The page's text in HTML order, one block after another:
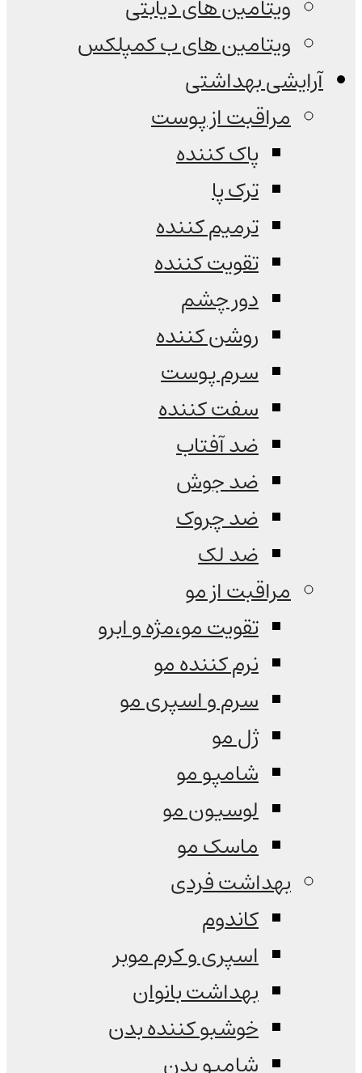
ویتامین های دیابتی
ویتامین های ب کمپلکس
آرایشی بهداشتی
مراقبت از پوست
پاک کننده
ترک پا
ترمیم کننده
تقویت کننده
دور چشم
روشن کننده
سرم پوست
سفت کننده
ضد آفتاب
ضد جوش
ضد چروک
ضد لک
مراقبت از مو
تقویت مو،مژه و ابرو
نرم کننده مو
سرم و اسپری مو
ژل مو
شامپو مو
لوسیون مو
ماسک مو
بهداشت فردی
کاندوم
اسپری و کرم موبر
بهداشت بانوان
خوشبو کننده بدن
شامپو بدن